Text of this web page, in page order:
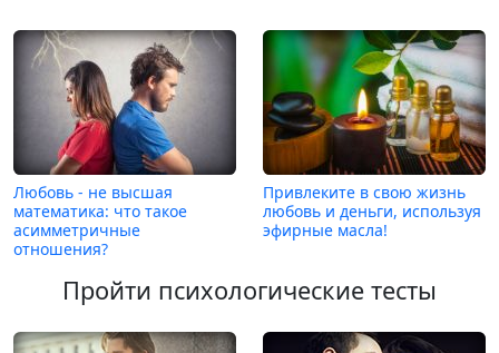
Любовь - не высшая
математика: что такое
асимметричные
отношения?
Привлеките в свою жизнь
любовь и деньги, используя
эфирные масла!
Пройти психологические тесты